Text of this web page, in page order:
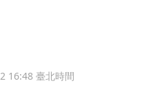
16:48臺北時間